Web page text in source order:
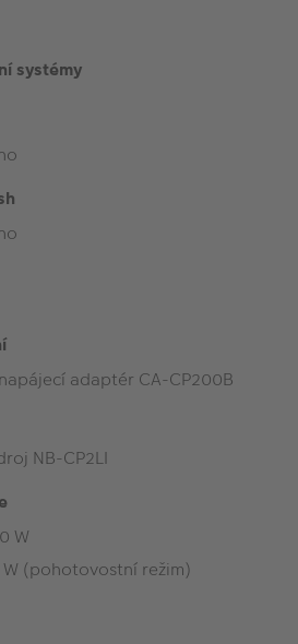
systémy
adaptér CA-CP200B
NB-CP2LI
W
W (pohotovostní režim)